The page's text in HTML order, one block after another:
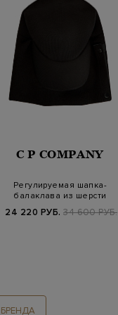
C P COMPANY
Регулируемая шапка-
балаклава из шерсти
24 220 РУБ. 34 600 РУБ.